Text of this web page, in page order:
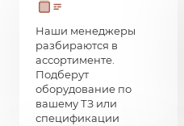
Наши менеджеры
разбираются в
ассортименте.
Подберут
оборудование по
вашему ТЗ или
спецификации